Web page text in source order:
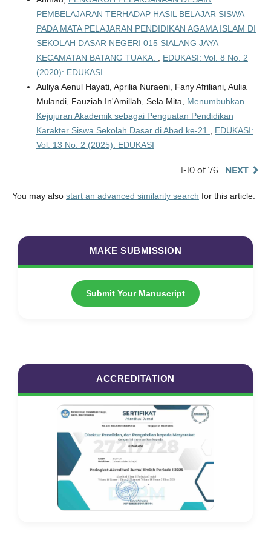
PEMBELAJARAN TERHADAP HASIL BELAJAR SISWA
PADA MATA PELAJARAN PENDIDIKAN AGAMA ISLAM DI
SEKOLAH DASAR NEGERI 015 SIALANG JAYA
KECAMATAN BATANG TUAKA.
EDUKASI: Vol. 8 No. 2
(2020): EDUKASI
Auliya Aenul Hayati, Aprilia Nuraeni, Fany Afriliani, Aulia
Mulandi, Fauziah In'Amillah, Sela Mita, Menumbuhkan
Kejujuran Akademik sebagai Penguatan Pendidikan
Karakter Siswa Sekolah Dasar di Abad ke-21
EDUKASI:
Vol. 13 No. 2 (2025): EDUKASI
1-10 of 76 NEXT
You may also start an advanced similarity search for this article.
MAKE SUBMISSION
Submit Your Manuscript
ACCREDITATION